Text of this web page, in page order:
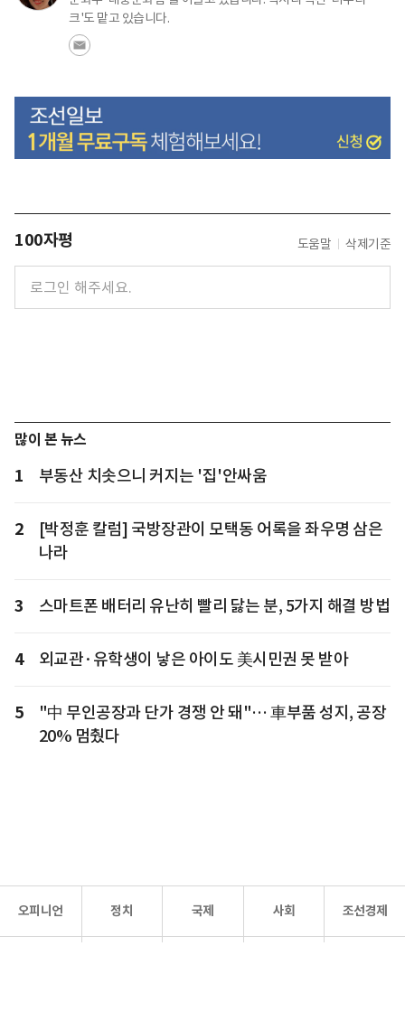
크'도 맡고 있습니다.
100자평 도움말 삭제기준
많이 본 뉴스
1 부동산 치솟으니 커지는 '집'안싸움
2
[박정훈 칼럼] 국방장관이 모택동 어록을 좌우명 삼은
나라
3 스마트폰 배터리 유난히 빨리 닳는 분, 5가지 해결 방법
4 외교관·유학생이 낳은 아이도 美시민권 못 받아
5
"中 무인공장과 단가 경쟁 안 돼"… 車부품 성지, 공장
20% 멈췄다
오피니언 정치 국제 사회 조선경제